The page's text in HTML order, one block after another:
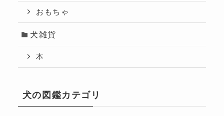
おもちゃ
犬雑貨
本
犬の図鑑カテゴリ